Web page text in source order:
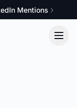
Mentions